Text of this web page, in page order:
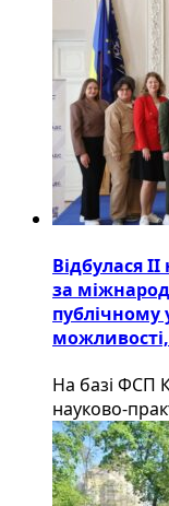
Відбулася
за
публічному
На базі ФСП
науково-